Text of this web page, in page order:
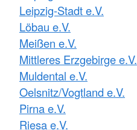
Leipzig-Stadt e.V.
Löbau e.V.
Meißen e.V.
Mittleres Erzgebirge e.V.
Muldental e.V.
Oelsnitz/Vogtland e.V.
Pirna e.V.
Riesa e.V.